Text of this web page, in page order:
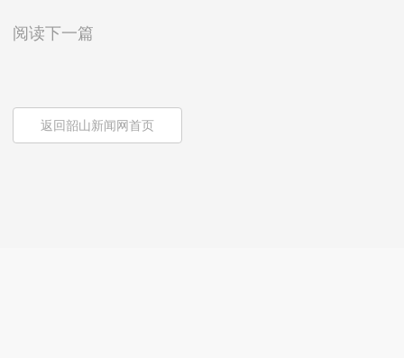
阅读下一篇
返回韶山新闻网首页